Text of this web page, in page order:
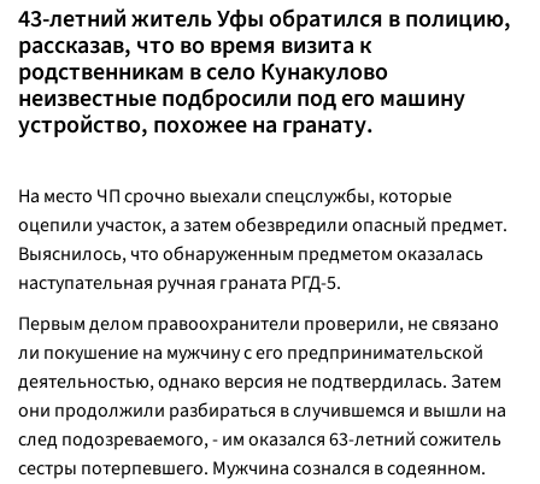
43-летний житель Уфы обратился в полицию,
рассказав, что во время визита к
родственникам в село Кунакулово
неизвестные подбросили под его машину
устройство, похожее на гранату.
На место ЧП срочно выехали спецслужбы, которые
оцепили участок, а затем обезвредили опасный предмет.
Выяснилось, что обнаруженным предметом оказалась
наступательная ручная граната РГД-5.
Первым делом правоохранители проверили, не связано
ли покушение на мужчину с его предпринимательской
деятельностью, однако версия не подтвердилась. Затем
они продолжили разбираться в случившемся и вышли на
след подозреваемого, - им оказался 63-летний сожитель
сестры потерпевшего. Мужчина сознался в содеянном.